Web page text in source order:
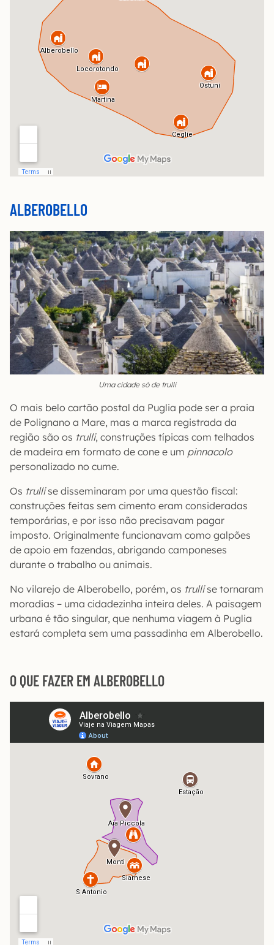
ALBEROBELLO
Uma cidade só de trulli
O mais belo cartão postal da Puglia pode ser a praia
de Polignano a Mare, mas a marca registrada da
região são os trulli, construções típicas com telhados
de madeira em formato de cone e um pinnacolo
personalizado no cume.
Os trullise disseminaram por uma questão fiscal:
construções feitas sem cimento eram consideradas
temporárias, e por isso não precisavam pagar
imposto. Originalmente funcionavam como galpões
de apoio em fazendas, abrigando camponeses
durante o trabalho ou animais.
No vilarejo de Alberobello, porém, os trullise tornaram
moradias – uma cidadezinha inteira deles. A paisagem
urbana é tão singular, que nenhuma viagem à Puglia
estará completa sem uma passadinha em Alberobello.
O QUE FAZER EM ALBEROBELLO